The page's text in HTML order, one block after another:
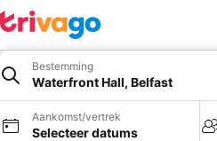
Bestemming
Waterfront Hall, Belfast
Aankomst/vertrek
Selecteer datums